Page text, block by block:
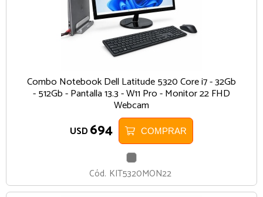
Combo Notebook Dell Latitude 5320 Core i7 - 32Gb
- 512Gb - Pantalla 13.3 - W11 Pro - Monitor 22 FHD
Webcam
USD 694 COMPRAR
Cód. KIT5320MON22